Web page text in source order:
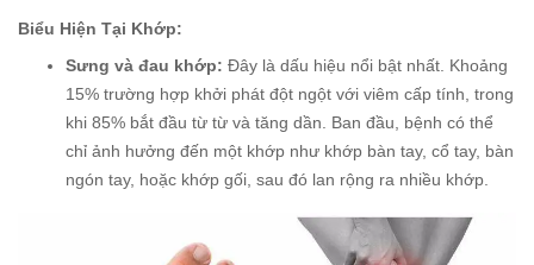
Biểu Hiện Tại Khớp:
Sưng và đau khớp: Đây là dấu hiệu nổi bật nhất. Khoảng
15% trường hợp khởi phát đột ngột với viêm cấp tính, trong
khi 85% bắt đầu từ từ và tăng dần. Ban đầu, bệnh có thể
chỉ ảnh hưởng đến một khớp như khớp bàn tay, cổ tay, bàn
ngón tay, hoặc khớp gối, sau đó lan rộng ra nhiều khớp.